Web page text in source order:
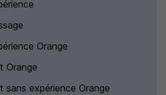
Orange
Orange
sans expérience Orange